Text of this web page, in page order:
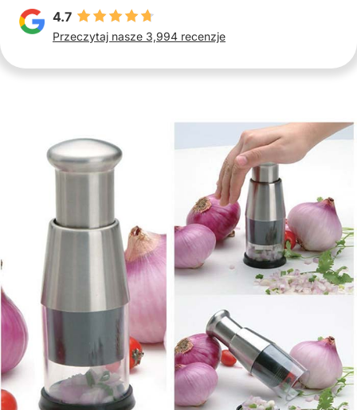
4.7
Przeczytaj nasze 3,994 recenzje